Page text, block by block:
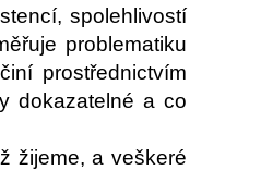
spolehlivostí
problematiku
prostřednictvím
dokazatelné a co
žijeme, a veškeré